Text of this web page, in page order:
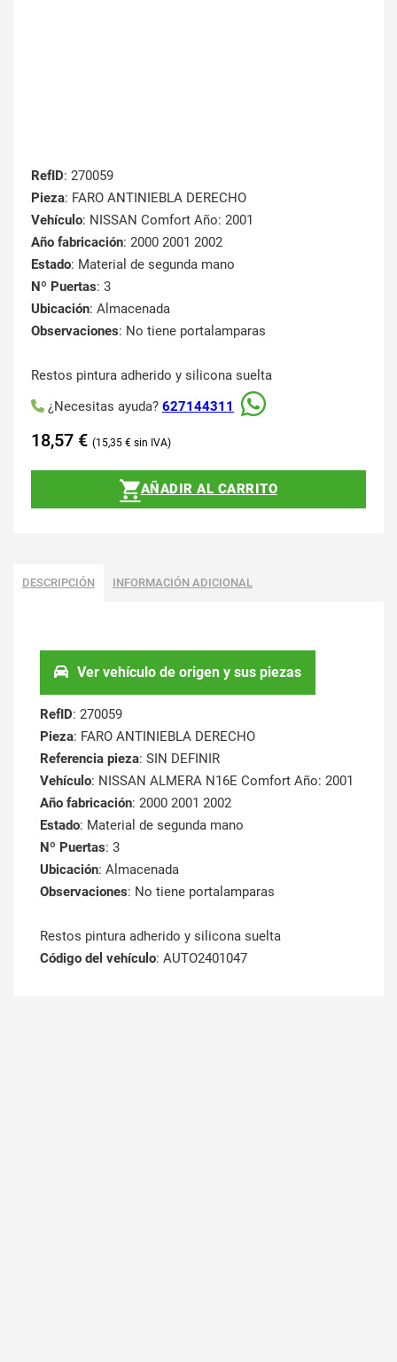
RefID: 270059
Pieza: FARO ANTINIEBLA DERECHO
Vehículo: NISSAN Comfort Año: 2001
Año fabricación: 2000 2001 2002
Estado: Material de segunda mano
Nº Puertas: 3
Ubicación: Almacenada
Observaciones: No tiene portalamparas
Restos pintura adherido y silicona suelta
¿Necesitas ayuda? 627144311
18,57 € 15,35 €
AÑADIR AL CARRITO
DESCRIPCIÓN INFORMACIÓN ADICIONAL
Ver vehículo de origen y sus piezas
RefID: 270059
Pieza: FARO ANTINIEBLA DERECHO
Referencia pieza: SIN DEFINIR
Vehículo: NISSAN ALMERA N16E Comfort Año: 2001
Año fabricación: 2000 2001 2002
Estado: Material de segunda mano
Nº Puertas: 3
Ubicación: Almacenada
Observaciones: No tiene portalamparas
Restos pintura adherido y silicona suelta
Código del vehículo: AUTO2401047